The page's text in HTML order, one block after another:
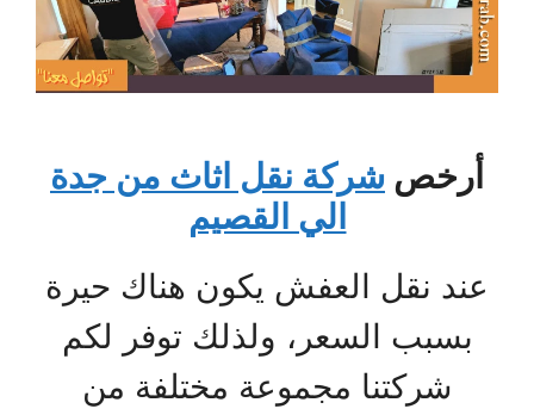
أرخص شركة نقل اثاث من جدة
الي القصيم
عند نقل العفش يكون هناك حيرة
بسبب السعر، ولذلك توفر لكم
شركتنا مجموعة مختلفة من